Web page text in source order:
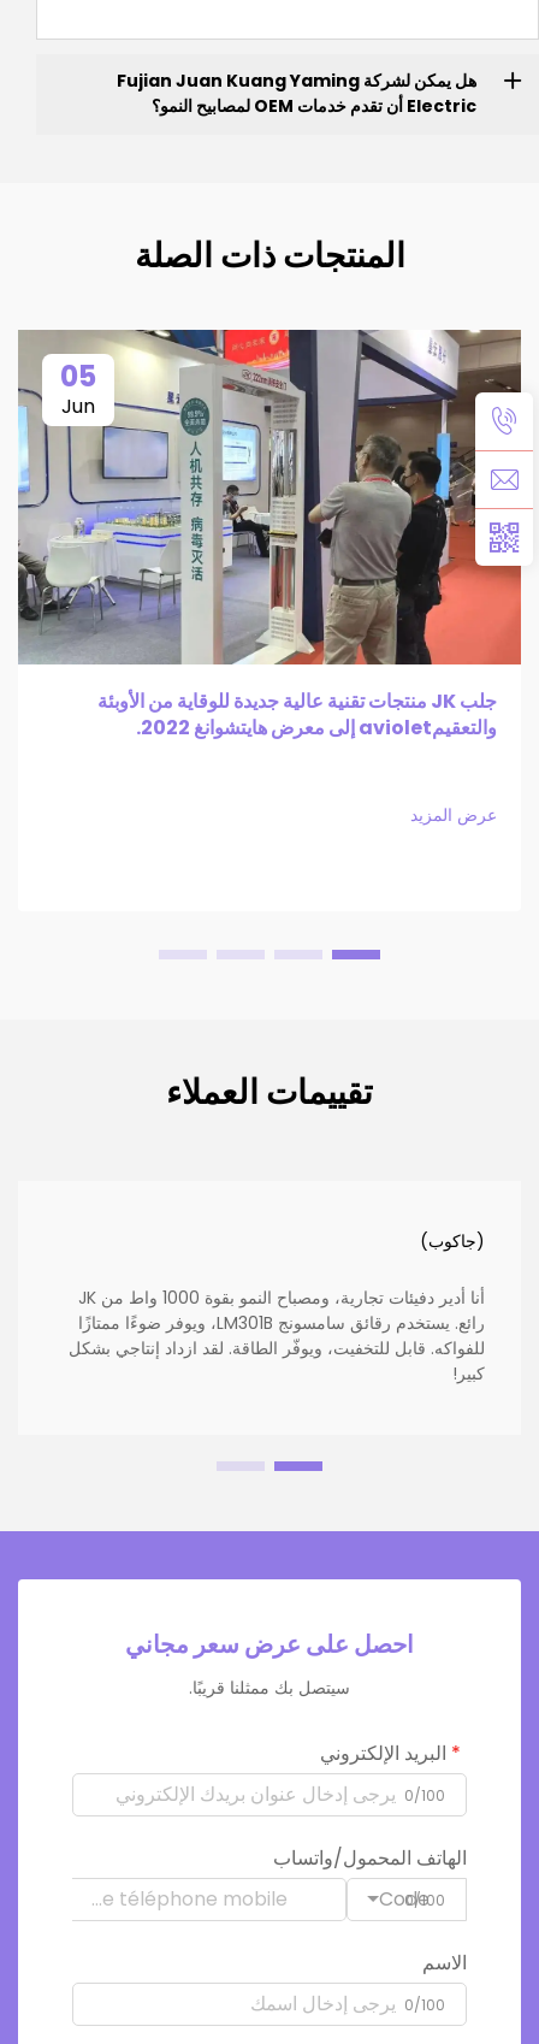
هل يمكن لشركة Fujian Juan Kuang Yaming
Electric أن تقدم خدمات OEM لمصابيح النمو؟
المنتجات ذات الصلة
05
Jun
جلب JK منتجات تقنية عالية جديدة للوقاية من الأوبئة
والتعقيمaviolet إلى معرض هايتشوانغ 2022.
عرض المزيد
تقييمات العملاء
(جاكوب)
أنا أدير دفيئات تجارية، ومصباح النمو بقوة 1000 واط من JK
رائع. يستخدم رقائق سامسونج LM301B، ويوفر ضوءًا ممتازًا
للفواكه. قابل للتخفيت، ويوفّر الطاقة. لقد ازداد إنتاجي بشكل
كبير!
احصل على عرض سعر مجاني
سيتصل بك ممثلنا قريبًا.
البريد الإلكتروني
0/100
الهاتف المحمول/واتساب
Code
0/100
الاسم
0/100